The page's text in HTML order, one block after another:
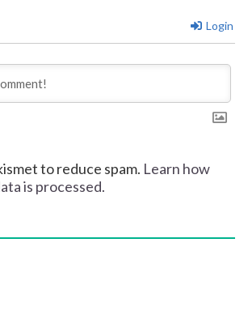
Login
to reduce spam. Learn how
is processed.